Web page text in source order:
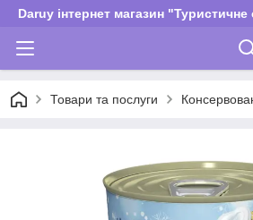
Daruy інтернет магазин
Товари та послуги